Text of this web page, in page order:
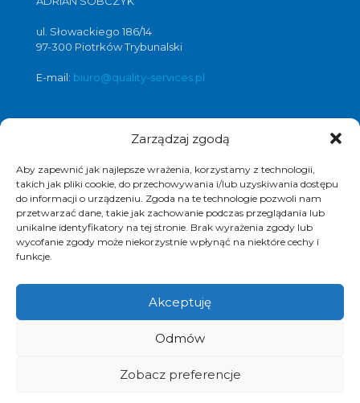
Zarządzaj zgodą
Aby zapewnić jak najlepsze wrażenia, korzystamy z technologii,
takich jak pliki cookie, do przechowywania i/lub uzyskiwania dostępu
do informacji o urządzeniu. Zgoda na te technologie pozwoli nam
przetwarzać dane, takie jak zachowanie podczas przeglądania lub
unikalne identyfikatory na tej stronie. Brak wyrażenia zgody lub
wycofanie zgody może niekorzystnie wpłynąć na niektóre cechy i
funkcje.
Akceptuję
Odmów
Zobacz preferencje
ul. Słowackiego 186/14
97-300 Piotrków Trybunalski
E-mail: biuro@quality-services.pl
Oferta usług czyszczenia posadzek i
czyszczenie posadzek Warszawa,
czyszczenie posadzek Łódź,
czyszczenie posadzek Poznań,
czyszczenie posadzek Katowice,
czyszczenia obiektów, polimeryzacja posadzek.
piotrkow.pl